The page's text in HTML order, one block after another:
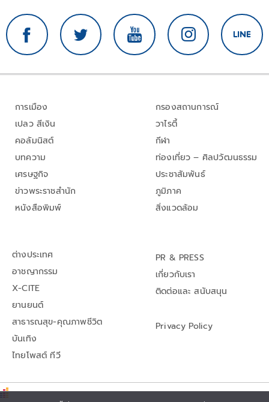
การเมือง
เปลว สีเงิน
คอลัมนิสต์
บทความ
เศรษฐกิจ
ข่าวพระราชสำนัก
หนังสือพิมพ์
กรองสถานการณ์
วาไรตี้
กีฬา
ท่องเที่ยว – ศิลปวัฒนธรรม
ประชาสัมพันธ์
ภูมิภาค
สิ่งแวดล้อม
ต่างประเทศ
อาชญากรรม
X-CITE
ยานยนต์
สาธารณสุข-คุณภาพชีวิต
บันเทิง
ไทยโพสต์ ทีวี
PR & PRESS
เกี่ยวกับเรา
ติดต่อและ สนับสนุน
Privacy Policy